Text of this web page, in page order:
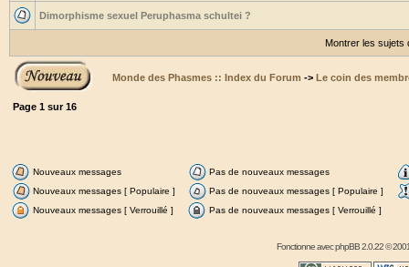
Dimorphisme sexuel Peruphasma schultei ?
Montrer les sujets
Monde des Phasmes :: Index du Forum -> Le coin des
Page 1 sur16
Nouveaux messages
Pas de nouveaux messages
Nouveaux messages [ Populaire ]
Pas de nouveaux messages [ Populaire ]
Nouveaux messages [ Verrouillé ]
Pas de nouveaux messages [ Verrouillé ]
Fonctionne avecphpBB2.0.22 ©